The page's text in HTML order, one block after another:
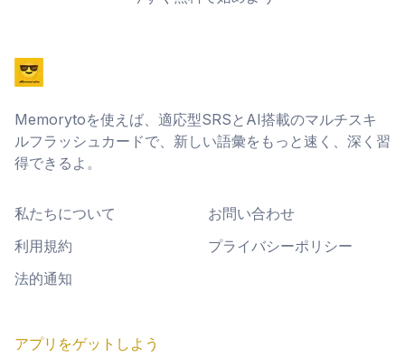
Memorytoを使えば、適応型SRSとAI搭載のマルチスキ
ルフラッシュカードで、新しい語彙をもっと速く、深く習
得できるよ。
私たちについて
お問い合わせ
利用規約
プライバシーポリシー
法的通知
アプリをゲットしよう